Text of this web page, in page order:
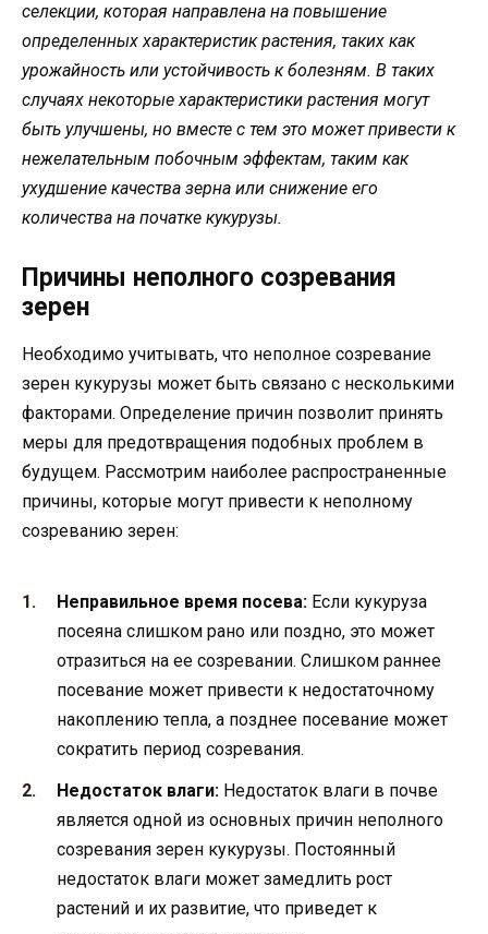
селекции, которая направлена на повышение
определенных характеристик растения, таких как
урожайность или устойчивость к болезням. В таких
случаях некоторые характеристики растения могут
быть улучшены, но вместе с тем это может привести к
нежелательным побочным эффектам, таким как
ухудшение качества зерна или снижение его
количества на початке кукурузы.
Причины неполного созревания
зерен
Необходимо учитывать, что неполное созревание
зерен кукурузы может быть связано с несколькими
факторами. Определение причин позволит принять
меры для предотвращения подобных проблем в
будущем. Рассмотрим наиболее распространенные
причины, которые могут привести к неполному
созреванию зерен:
Неправильное время посева: Если кукуруза
посеяна слишком рано или поздно, это может
отразиться на ее созревании. Слишком раннее
посевание может привести к недостаточному
накоплению тепла, а позднее посевание может
сократить период созревания.
Недостаток влаги: Недостаток влаги в почве
является одной из основных причин неполного
созревания зерен кукурузы. Постоянный
недостаток влаги может замедлить рост
растений и их развитие, что приведет к